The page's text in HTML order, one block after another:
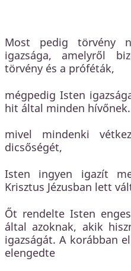
Most pedig törvény
igazsága, amelyről
törvény és a próféták,
mégpedig Isten
hit által minden
mivel mindenki
dicsőségét,
Isten ingyen igazít
Krisztus Jézusban lett
Őt rendelte Isten
által azoknak, akik
igazságát. A korábban
elengedte